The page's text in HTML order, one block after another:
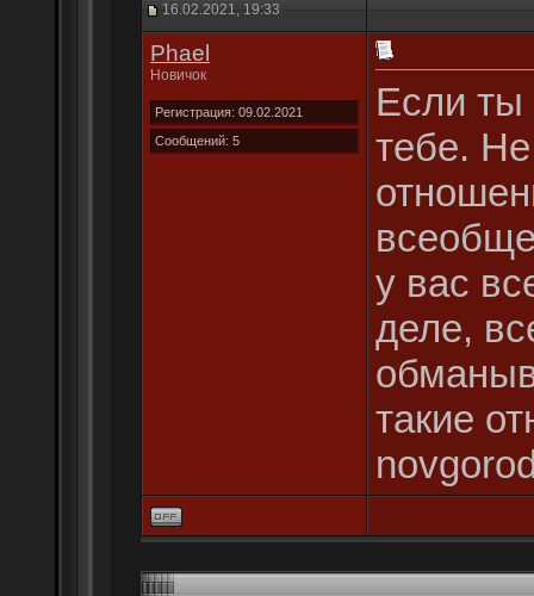
16.02.2021, 19:33
Phael
Новичок
Регистрация: 09.02.2021
Сообщений: 5
Если ты
тебе.
у вас
деле,
такие